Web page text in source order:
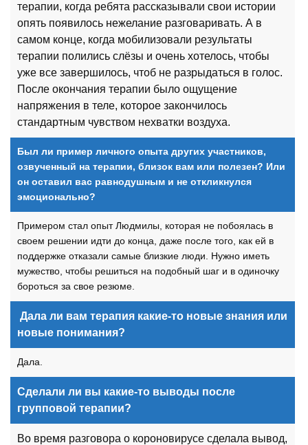
терапии, когда ребята рассказывали свои истории
опять появилось нежелание разговаривать. А в
самом конце, когда мобилизовали результаты
терапии полились слёзы и очень хотелось, чтобы
уже все завершилось, чтоб не разрыдаться в голос.
После окончания терапии было ощущение
напряжения в теле, которое закончилось
стандартным чувством нехватки воздуха.
Был ли пример личного опыта других участников,
озвученный на терапии, близок вам или полезен? Или
он оставил вас равнодушным и не откликнулся
эмоционально?
Примером стал опыт Людмилы, которая не побоялась в
своем решении идти до конца, даже после того, как ей в
поддержке отказали самые близкие люди. Нужно иметь
мужество, чтобы решиться на подобный шаг и в одиночку
бороться за свое резюме.
Дала ли вам терапия какие-то новые знания или
новые понимания?
Дала.
Сделали ли вы какие-то выводы после
групповой терапии?
Во время разговора о короновирусе сделала вывод,